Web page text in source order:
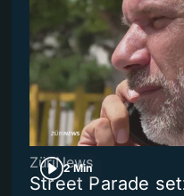
2 Min
ZüriNews
Street Parade